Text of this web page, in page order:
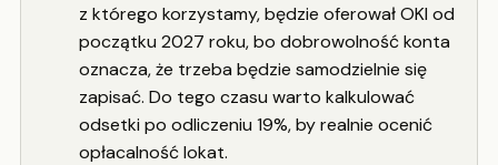
z którego korzystamy, będzie oferował OKI od
początku 2027 roku, bo dobrowolność konta
oznacza, że trzeba będzie samodzielnie się
zapisać. Do tego czasu warto kalkulować
odsetki po odliczeniu 19%, by realnie ocenić
opłacalność lokat.